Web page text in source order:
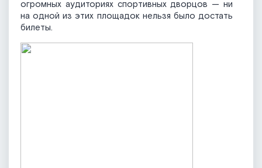
огромных аудиториях спортивных дворцов — ни
на одной из этих площадок нельзя было достать
билеты.